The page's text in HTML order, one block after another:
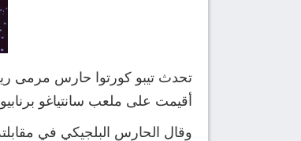
أقيمت على ملعب سانتياغو
وقال الحارس البلجيكي في